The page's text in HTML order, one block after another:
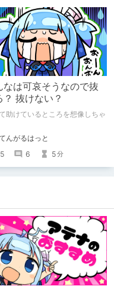
なは可哀そうなので抜
？ 抜けない？
助けているところを想像しちゃ
んがるはっと
6 5分